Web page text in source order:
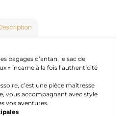
bagages d’antan, le sac de
» incarne à la fois l’authenticité
c’est une pièce maîtresse
vous accompagnant avec style
vos aventures.